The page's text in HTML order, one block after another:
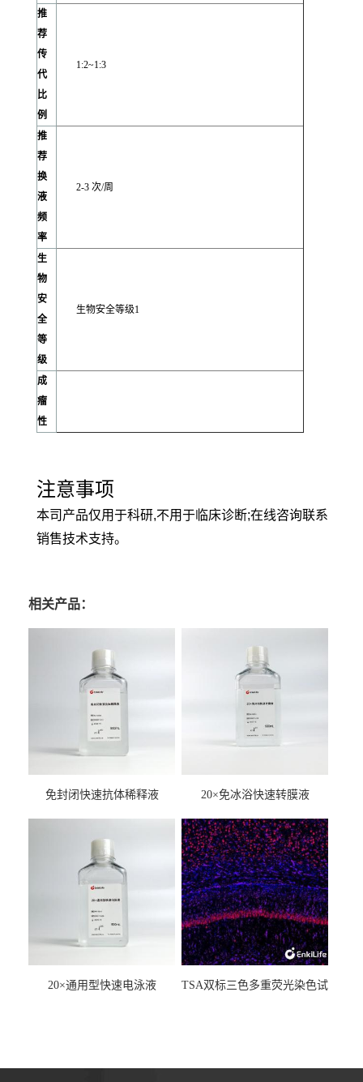
推
荐
传
代
比
例
1:2~1:3
推
荐
换
液
频
率
2-3 次/周
生
物
安
全
等
级
生物安全等级1
成
瘤
性
注意事项
本司产品仅用于科研,不用于临床诊断;在线咨询联系
销售技术支持。
相关产品：
免封闭快速抗体稀释液 20×免冰浴快速转膜液
20×通用型快速电泳液
TSA双标三色多重荧光染色试